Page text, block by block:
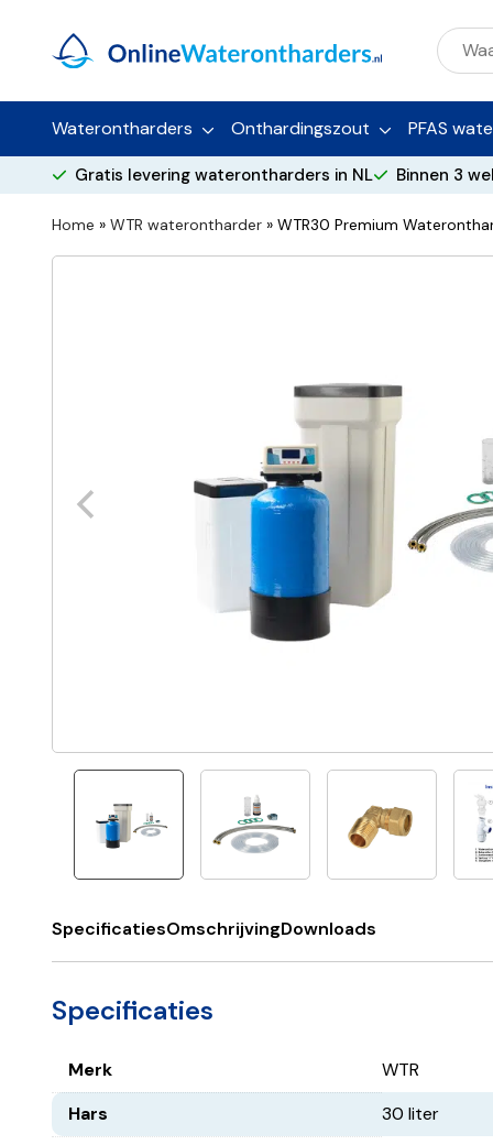
Waterontharders Onthardingszout PFAS
Gratis levering waterontharders in NL Binnen 3
Home » WTR waterontharder » WTR30 Premium
SpecificatiesOmschrijvingDownloads
Specificaties
Merk
WTR
Hars
30 liter